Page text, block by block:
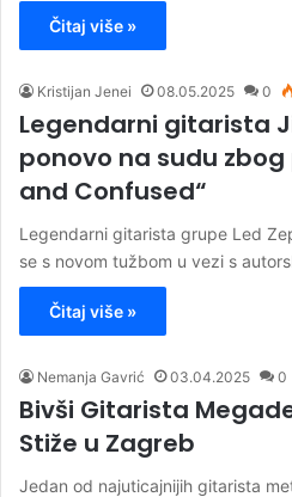
Čitaj više »
Kristijan Jenei 08.05.2025 0
Legendarni gitarista
ponovo na sudu zbog
and Confused“
Legendarni gitarista grupe Led
se s novom tužbom u vezi s
Čitaj više »
Nemanja Gavrić 03.04.2025 0
Bivši Gitarista
Stiže u Zagreb
Jedan od najuticajnijih gitarista